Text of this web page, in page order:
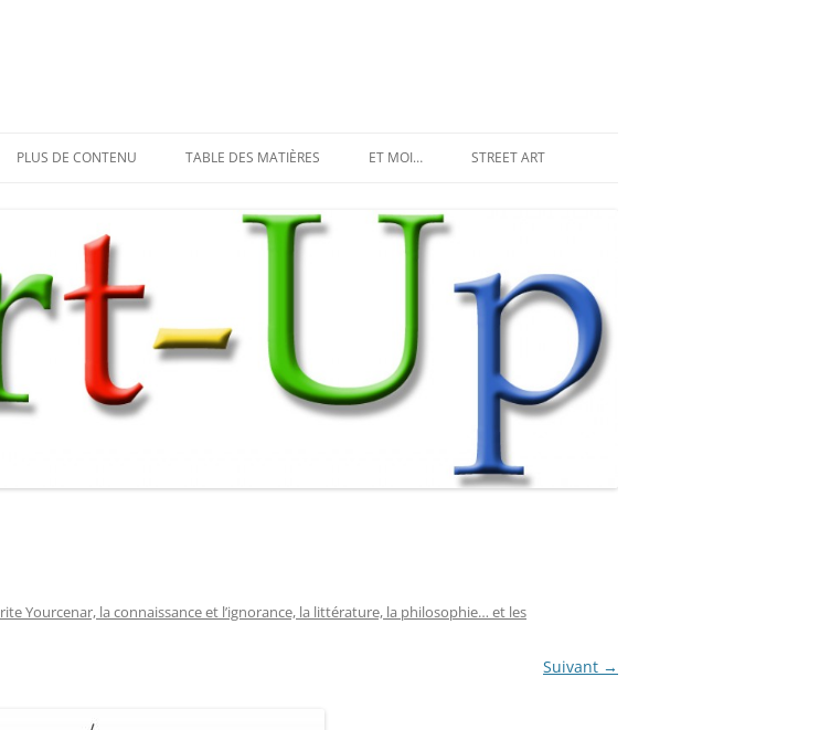
PLUS DE CONTENU TABLE DES MATIÈRES ET MOI… STREET ART
MR DJOUL ET SES ALIENS
STREET ART À PARIS
PIXEL ART
LAND ART ET STREET ART
Yourcenar, la connaissance et l’ignorance, la littérature, la philosophie… et les
Suivant →